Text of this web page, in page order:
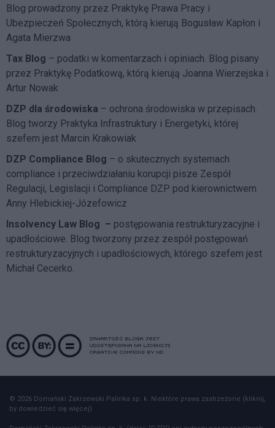
Blog prowadzony przez Praktykę Prawa Pracy i
Ubezpieczeń Społecznych, którą kierują Bogusław Kapłon i
Agata Mierzwa
Tax Blog – podatki w komentarzach i opiniach. Blog pisany
przez Praktykę Podatkową, którą kierują Joanna Wierzejska i
Artur Nowak
DZP dla środowiska – ochrona środowiska w przepisach.
Blog tworzy Praktyka Infrastruktury i Energetyki, której
szefem jest Marcin Krakowiak
DZP Compliance Blog – o skutecznych systemach
compliance i przeciwdziałaniu korupcji pisze Zespół
Regulacji, Legislacji i Compliance DZP pod kierownictwem
Anny Hlebickiej-Józefowicz
Insolvency Law Blog – postępowania restrukturyzacyjne i
upadłościowe. Blog tworzony przez zespół postępowań
restrukturyzacyjnych i upadłościowych, którego szefem jest
Michał Cecerko.
© 2026 Domański Zakrzewski Palinka sp. k. Niektóre prawa zastrzeżone (kliknij,
by dowiedzieć się więcej).